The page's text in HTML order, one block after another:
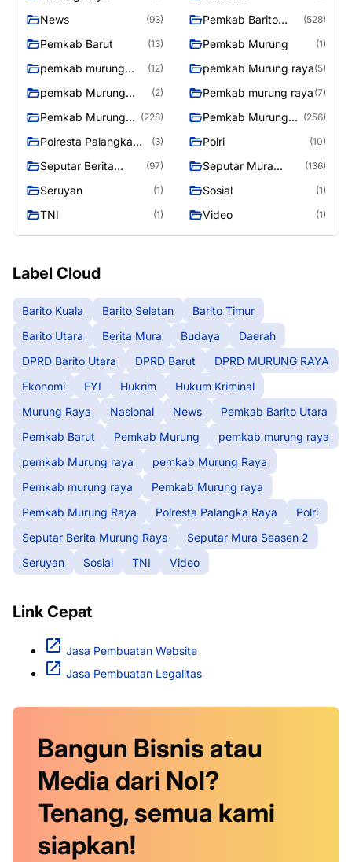
News (93)
Pemkab Barito
(528)
Pemkab Barut (13) Pemkab Murung (1)
pemkab murung
(12) pemkab Murung raya(5)
pemkab Murung
(2) Pemkab murung raya (7)
Pemkab Murung
(228)
Pemkab Murung
(256)
Polresta Palangka
(3) Polri (10)
Seputar Berita
(97)
Seputar Mura
(136)
Seruyan (1) Sosial (1)
TNI (1) Video (1)
Label Cloud
Barito Kuala Barito Selatan
Barito Timur
Barito Utara
Berita Mura Budaya
Daerah
DPRD Barito Utara
DPRD Barut
DPRD MURUNG RAYA
Ekonomi
FYI Hukrim
Hukum Kriminal
Murung Raya
Nasional News
Pemkab Barito Utara
Pemkab Barut
Pemkab Murung
pemkab murung raya
pemkab Murung raya
pemkab Murung Raya
Pemkab murung raya
Pemkab Murung raya
Pemkab Murung Raya
Polresta Palangka Raya
Polri
Seputar Berita Murung Raya
Seputar Mura Seasen 2
Seruyan
Sosial TNI Video
Link Cepat
Jasa Pembuatan Website
Jasa Pembuatan Legalitas
Bangun Bisnis atau
Media dari Nol?
Tenang, semua kami
siapkan!